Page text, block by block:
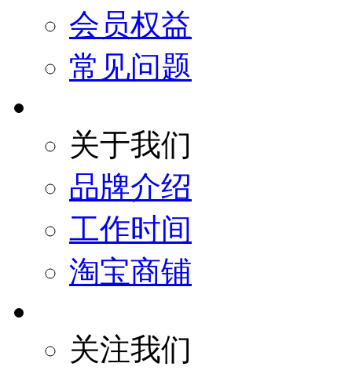
会员权益
常见问题
关于我们
品牌介绍
工作时间
淘宝商铺
关注我们